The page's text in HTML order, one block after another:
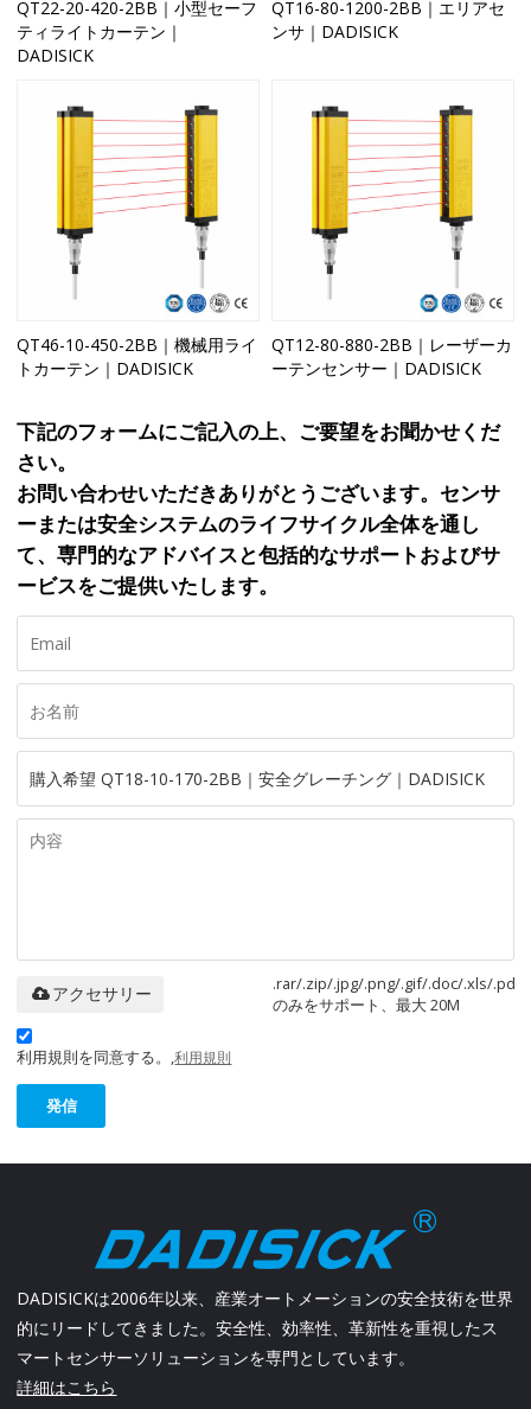
QT22-20-420-2BB｜小型セーフ
ティライトカーテン｜
DADISICK
QT16-80-1200-2BB｜エリアセ
ンサ｜DADISICK
QT46-10-450-2BB｜機械用ライ
トカーテン｜DADISICK
QT12-80-880-2BB｜レーザーカ
ーテンセンサー｜DADISICK
下記のフォームにご記入の上、ご要望をお聞かせくだ
さい。
お問い合わせいただきありがとうございます。センサ
ーまたは安全システムのライフサイクル全体を通し
て、専門的なアドバイスと包括的なサポートおよびサ
ービスをご提供いたします。
.rar/.zip/.jpg/.png/.gif/.doc/.xls/.pdf
のみをサポート、最大 20M
アクセサリー
利用規則を同意する。,利用規則
発信
DADISICKは2006年以来、産業オートメーションの安全技術を世界
的にリードしてきました。安全性、効率性、革新性を重視したス
マートセンサーソリューションを専門としています。
詳細はこちら